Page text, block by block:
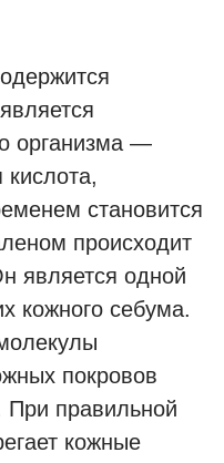
организма —
кислота,
становится
происходит
является одной
кожного себума.
покровов
При правильной
кожные